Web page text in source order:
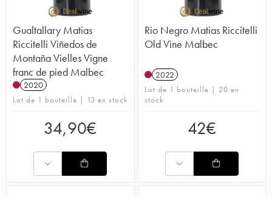
Gualtallary Matias
Riccitelli Viñedos de
Montaña Vielles Vigne
franc de pied Malbec
2020
Lot de 1 bouteille | 13 en stock
34,90€
Rio Negro Matias Riccitelli
Old Vine Malbec
2022
Lot de 1 bouteille | 20 en
stock
42€